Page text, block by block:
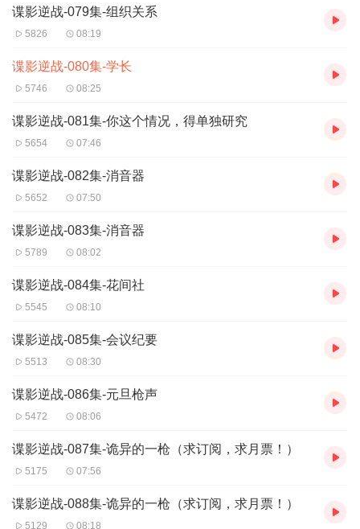
谍影逆战-079集-组织关系
5826 08:19
谍影逆战-080集-学长
5746 08:25
谍影逆战-081集-你这个情况，得单独研究
5654 07:46
谍影逆战-082集-消音器
5652 07:50
谍影逆战-083集-消音器
5789 08:02
谍影逆战-084集-花间社
5545 08:10
谍影逆战-085集-会议纪要
5513 08:30
谍影逆战-086集-元旦枪声
5472 08:06
谍影逆战-087集-诡异的一枪（求订阅，求月票！）
5175 07:56
谍影逆战-088集-诡异的一枪（求订阅，求月票！）
5129 08:18